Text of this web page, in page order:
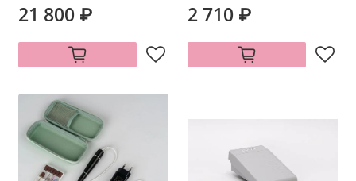
21 800 ₽ 2 710 ₽